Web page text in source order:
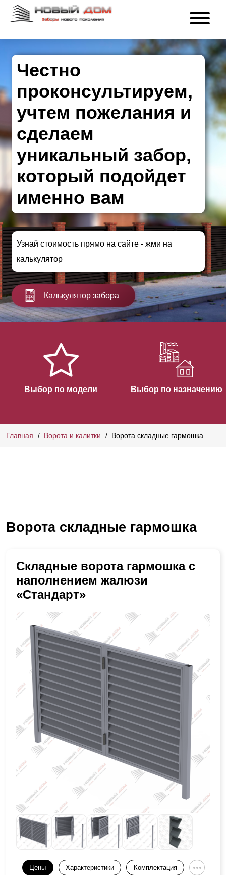
Честно
проконсультируем,
учтем пожелания и
сделаем
уникальный забор,
который подойдет
именно вам
Узнай стоимость прямо на сайте - жми на
калькулятор
Калькулятор забора
Выбор по модели Выбор по назначению
Главная Ворота и калитки Ворота складные гармошка
Ворота складные гармошка
Складные ворота гармошка с
наполнением жалюзи
«Стандарт»
Цены Характеристики Комплектация